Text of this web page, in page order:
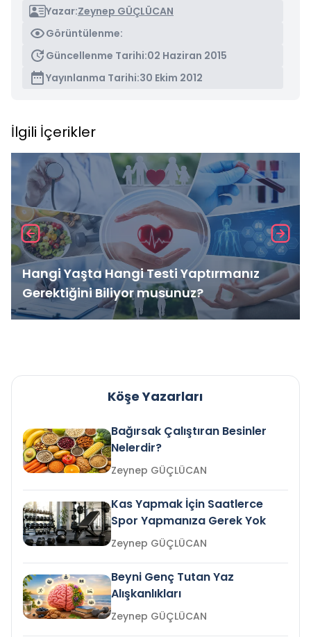
Yazar:Zeynep GÜÇLÜCAN
Görüntülenme:
Güncellenme Tarihi:02 Haziran 2015
Yayınlanma Tarihi:30 Ekim 2012
İlgili İçerikler
Hangi Yaşta Hangi Testi Yaptırmanız
Gerektiğini Biliyor musunuz?
Köşe Yazarları
Bağırsak Çalıştıran Besinler
Nelerdir?
Zeynep GÜÇLÜCAN
Kas Yapmak İçin Saatlerce
Spor Yapmanıza Gerek Yok
Zeynep GÜÇLÜCAN
Beyni Genç Tutan Yaz
Alışkanlıkları
Zeynep GÜÇLÜCAN